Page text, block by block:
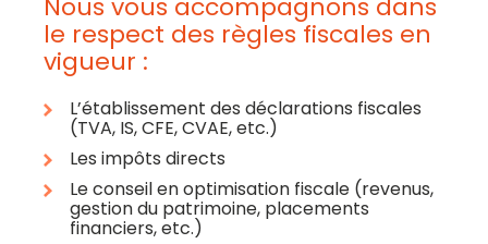
Nous vous accompagnons dans
le respect des règles fiscales en
vigueur :
L’établissement des déclarations fiscales
(TVA, IS, CFE, CVAE, etc.)
Les impôts directs
Le conseil en optimisation fiscale (revenus,
gestion du patrimoine, placements
financiers, etc.)